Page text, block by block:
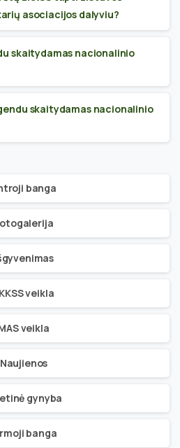
asociacijos dalyviu?
skaitydamas nacionalinio
skaitydamas nacionalinio
banga
veikla
veikla
Naujienos
gynyba
banga